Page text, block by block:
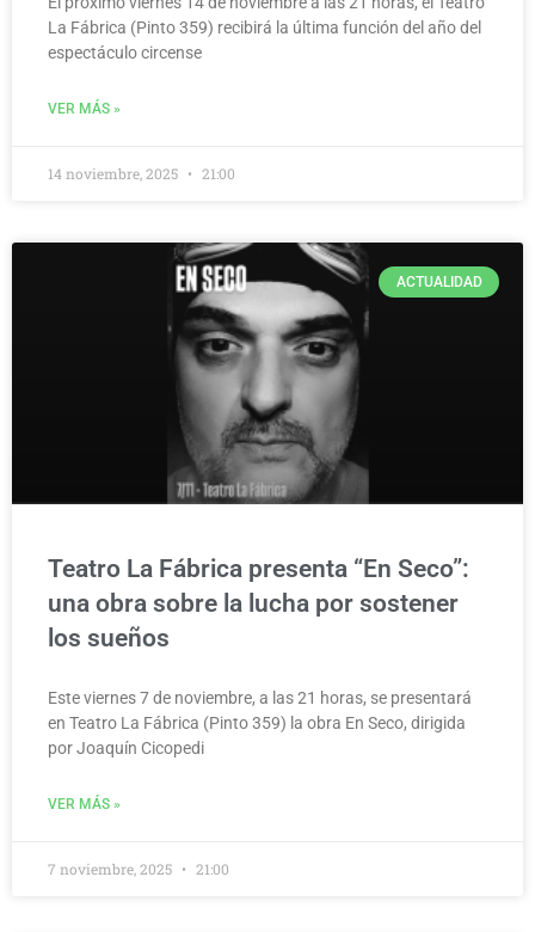
La Fábrica (Pinto 359) recibirá la última función del año del
espectáculo circense
VER MÁS »
14 noviembre, 2025 21:00
ACTUALIDAD
Teatro La Fábrica presenta “En Seco”:
una obra sobre la lucha por sostener
los sueños
Este viernes 7 de noviembre, a las 21 horas, se presentará
en Teatro La Fábrica (Pinto 359) la obra En Seco, dirigida
por Joaquín Cicopedi
VER MÁS »
7 noviembre, 2025 21:00